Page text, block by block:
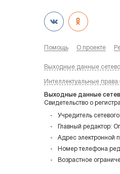
Помощь О проекте
Выходные данные
Интеллектуальные права
Выходные данные
Свидетельство о
Учредитель
Главный редактор:
Адрес электронной
Номер телефона
Возрастное